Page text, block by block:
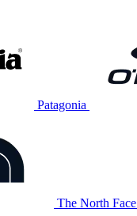
Patagonia
The North Face